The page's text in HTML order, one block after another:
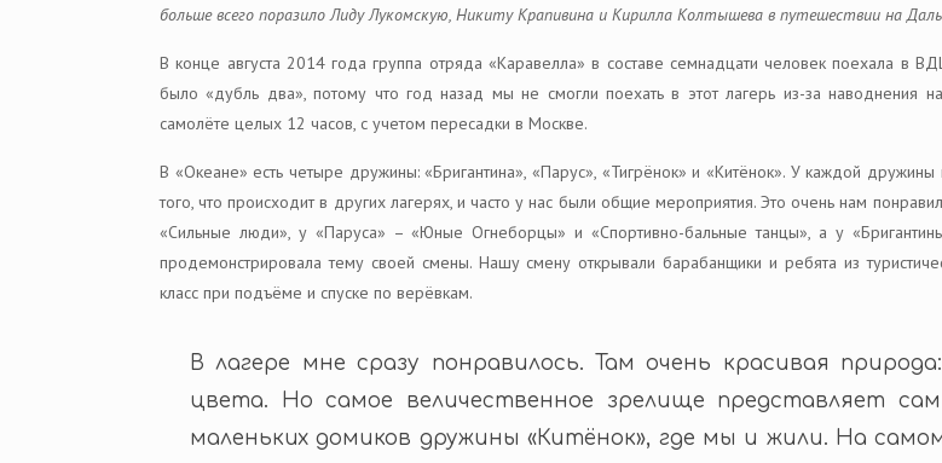
больше всего поразило Лиду Лукомскую, Никиту Крапивина и Кирилла Колтышева в путешествии на
В конце августа 2014 года группа отряда «Каравелла» в составе семнадцати человек поехала в
было «дубль два», потому что год назад мы не смогли поехать в этот лагерь из-за наводнения
самолёте целых 12 часов, с учетом пересадки в Москве.
В «Океане» есть четыре дружины: «Бригантина», «Парус», «Тигрёнок» и «Китёнок». У каждой
того, что происходит в других лагерях, и часто у нас были общие мероприятия. Это очень нам
«Сильные люди», у «Паруса» – «Юные Огнеборцы» и «Спортивно-бальные танцы», а у
продемонстрировала тему своей смены. Нашу смену открывали барабанщики и ребята из
класс при подъёме и спуске по верёвкам.
В лагере мне сразу понравилось. Там очень красивая
цвета. Но самое величественное зрелище представляет
маленьких домиков дружины «Китёнок», где мы и жили. На